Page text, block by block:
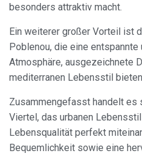
besonders attraktiv macht.
Ein weiterer großer Vorteil ist
Poblenou, die eine
Atmosphäre, ausgezeichnete
mediterranen Lebensstil
Zusammengefasst handelt es
Viertel, das urbanen
Lebensqualität perfekt
Bequemlichkeit sowie eine